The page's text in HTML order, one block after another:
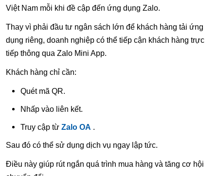
Việt Nam mỗi khi đề cập đến ứng dụng Zalo.
Thay vì phải đầu tư ngân sách lớn để khách hàng tải ứng
dụng riêng, doanh nghiệp có thể tiếp cận khách hàng trực
tiếp thông qua Zalo Mini App.
Khách hàng chỉ cần:
Quét mã QR.
Nhấp vào liên kết.
Truy cập từ Zalo OA .
Sau đó có thể sử dụng dịch vụ ngay lập tức.
Điều này giúp rút ngắn quá trình mua hàng và tăng cơ hội